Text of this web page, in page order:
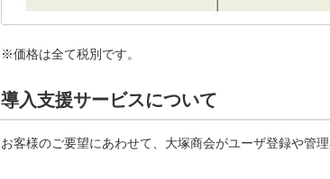
※価格は全て税別です。
導入支援サービスについて
お客様のご要望にあわせて、大塚商会がユーザ登録や管